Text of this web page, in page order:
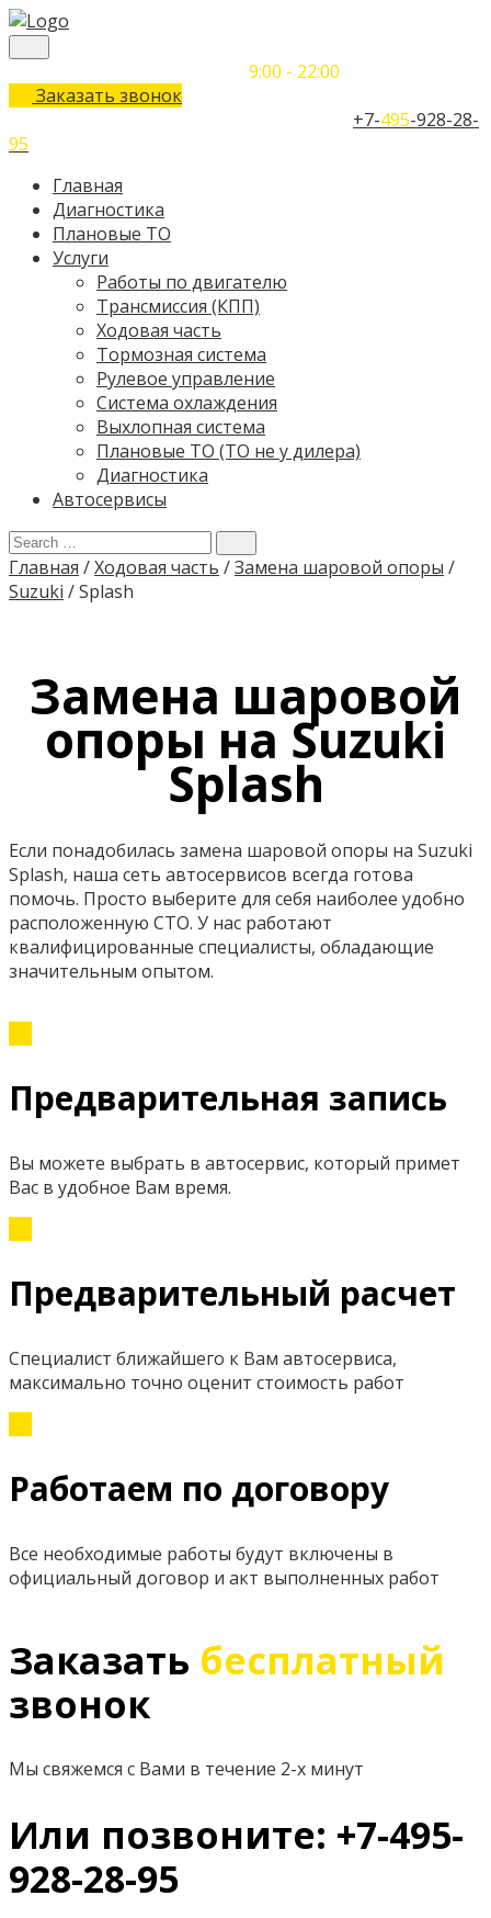
9:00 - 22:00
Заказать звонок
+7-495-928-28-
95
Главная
Диагностика
Плановые ТО
Услуги
Работы по двигателю
Трансмиссия (КПП)
Ходовая часть
Тормозная система
Рулевое управление
Система охлаждения
Выхлопная система
Плановые ТО (ТО не у дилера)
Диагностика
Автосервисы
Главная /Ходовая часть /Замена шаровой опоры /
Suzuki /Splash
Замена шаровой
опоры на Suzuki
Splash
Если понадобилась замена шаровой опоры на Suzuki
Splash, наша сеть автосервисов всегда готова
помочь. Просто выберите для себя наиболее удобно
расположенную СТО. У нас работают
квалифицированные специалисты, обладающие
значительным опытом.
Предварительная запись
Вы можете выбрать в автосервис, который примет
Вас в удобное Вам время.
Предварительный расчет
Специалист ближайшего к Вам автосервиса,
максимально точно оценит стоимость работ
Работаем по договору
Все необходимые работы будут включены в
официальный договор и акт выполненных работ
Заказать бесплатный
звонок
Мы свяжемся с Вами в течение 2-х минут
Или позвоните: +7-495-
928-28-95